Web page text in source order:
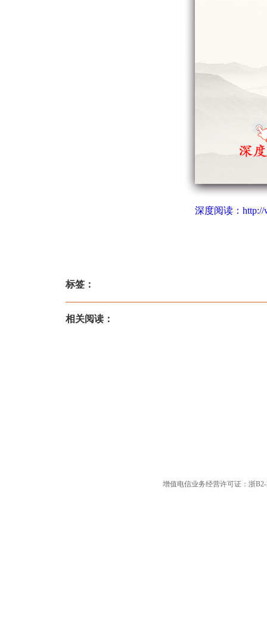
深度阅读： http://
标签：
相关阅读：
增值电信业务经营许可证：浙